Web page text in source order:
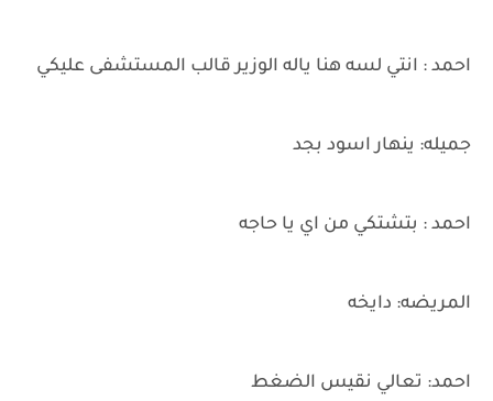
احمد : انتي لسه هنا ياله الوزير قالب المستشفى عليكي
جميله: ينهار اسود بجد
احمد : بتشتكي من اي يا حاجه
المريضه: دايخه
احمد: تعالي نقيس الضغط